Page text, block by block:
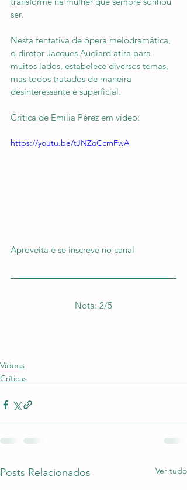
ser.
Nesta tentativa de ópera melodramática,
o diretor Jacques Audiard atira para
muitos lados, estabelece diversos temas,
mas todos tratados de maneira
desinteressante e superficial.
Crítica de Emilia Pérez em vídeo:
https://youtu.be/tJNZoCcmFwA
Aproveita e se inscreve no canal
Nota: 2/5
Vídeos
Críticas
Posts Relacionados Ver tudo